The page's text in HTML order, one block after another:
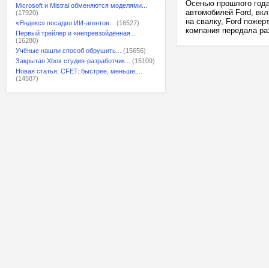
Microsoft и Mistral обменяются моделями...
(17920)
«Яндекс» посадил ИИ-агентов...
(16527)
Первый трейлер и «непревзойдённая...
(16280)
Учёные нашли способ обрушить...
(15656)
Закрытая Xbox студия-разработчик...
(15109)
Новая статья: CFET: быстрее, меньше,...
(14587)
Осенью прошлого
автомобилей Ford,
на свалку, Ford
компания передала